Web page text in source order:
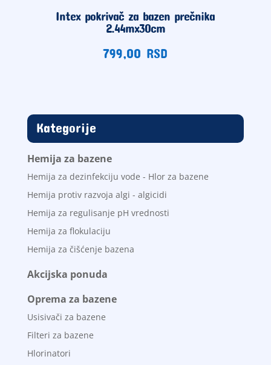
Intex pokrivač za bazen prečnika
2.44mx30cm
799,00 RSD
Kategorije
Hemija za bazene
Hemija za dezinfekciju vode - Hlor za bazene
Hemija protiv razvoja algi - algicidi
Hemija za regulisanje pH vrednosti
Hemija za flokulaciju
Hemija za čišćenje bazena
Akcijska ponuda
Oprema za bazene
Usisivači za bazene
Filteri za bazene
Hlorinatori